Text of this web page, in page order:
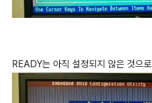
READY는 아직 설정되지 않은 것으로